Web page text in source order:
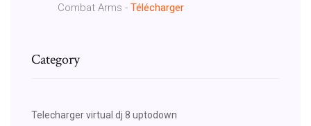
Combat Arms - Télécharger
Category
Telecharger virtual dj 8 uptodown